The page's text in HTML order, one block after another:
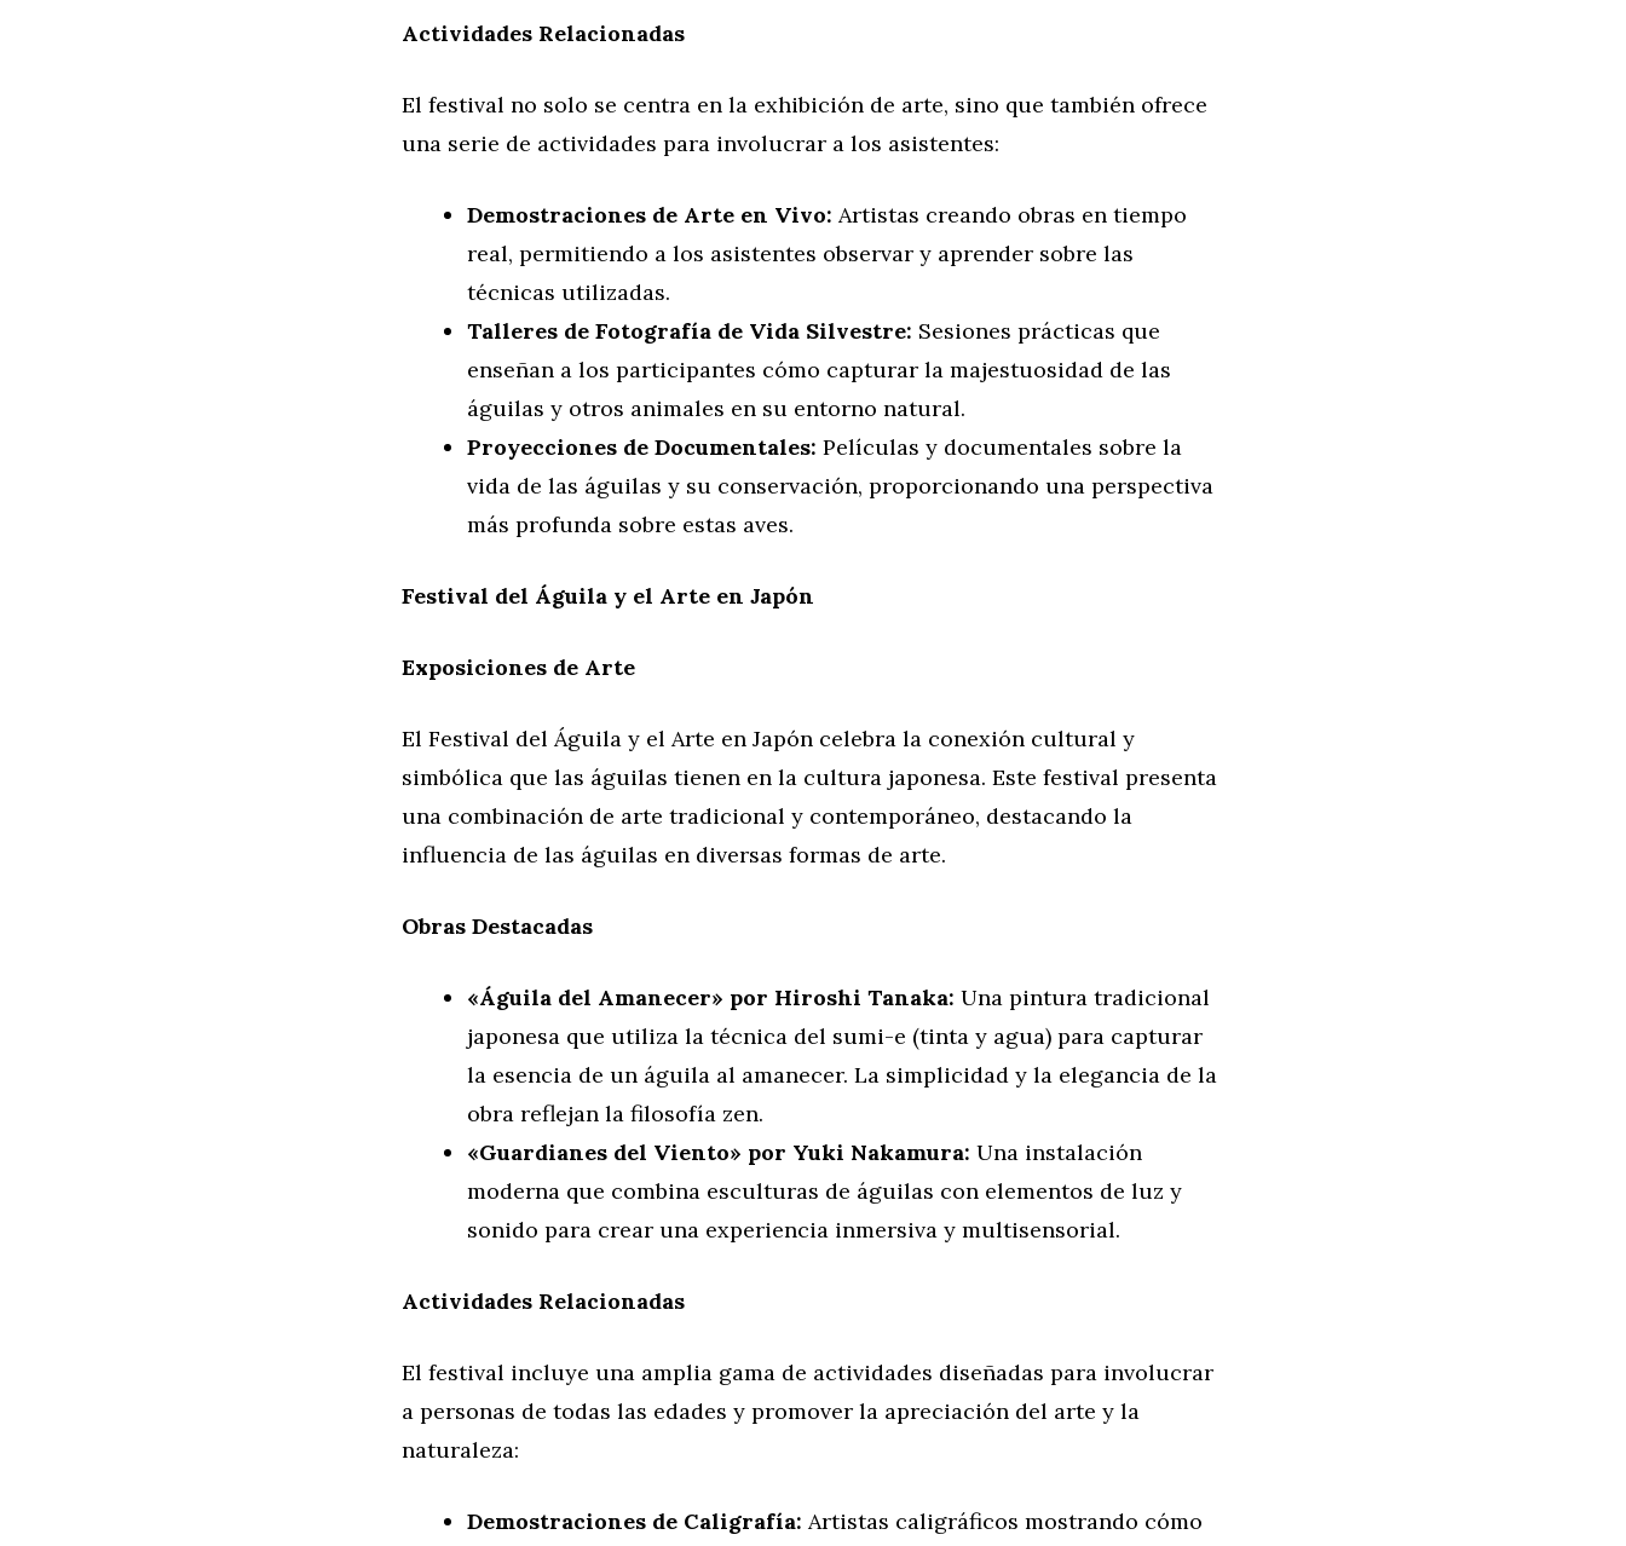
Actividades Relacionadas
El festival no solo se centra en la exhibición de arte, sino que también ofrece
una serie de actividades para involucrar a los asistentes:
Demostraciones de Arte en Vivo: Artistas creando obras en tiempo
real, permitiendo a los asistentes observar y aprender sobre las
técnicas utilizadas.
Talleres de Fotografía de Vida Silvestre: Sesiones prácticas que
enseñan a los participantes cómo capturar la majestuosidad de las
águilas y otros animales en su entorno natural.
Proyecciones de Documentales: Películas y documentales sobre la
vida de las águilas y su conservación, proporcionando una perspectiva
más profunda sobre estas aves.
Festival del Águila y el Arte en Japón
Exposiciones de Arte
El Festival del Águila y el Arte en Japón celebra la conexión cultural y
simbólica que las águilas tienen en la cultura japonesa. Este festival presenta
una combinación de arte tradicional y contemporáneo, destacando la
influencia de las águilas en diversas formas de arte.
Obras Destacadas
«Águila del Amanecer» por Hiroshi Tanaka: Una pintura tradicional
japonesa que utiliza la técnica del sumi-e (tinta y agua) para capturar
la esencia de un águila al amanecer. La simplicidad y la elegancia de la
obra reflejan la filosofía zen.
«Guardianes del Viento» por Yuki Nakamura: Una instalación
moderna que combina esculturas de águilas con elementos de luz y
sonido para crear una experiencia inmersiva y multisensorial.
Actividades Relacionadas
El festival incluye una amplia gama de actividades diseñadas para involucrar
a personas de todas las edades y promover la apreciación del arte y la
naturaleza:
Demostraciones de Caligrafía: Artistas caligráficos mostrando cómo